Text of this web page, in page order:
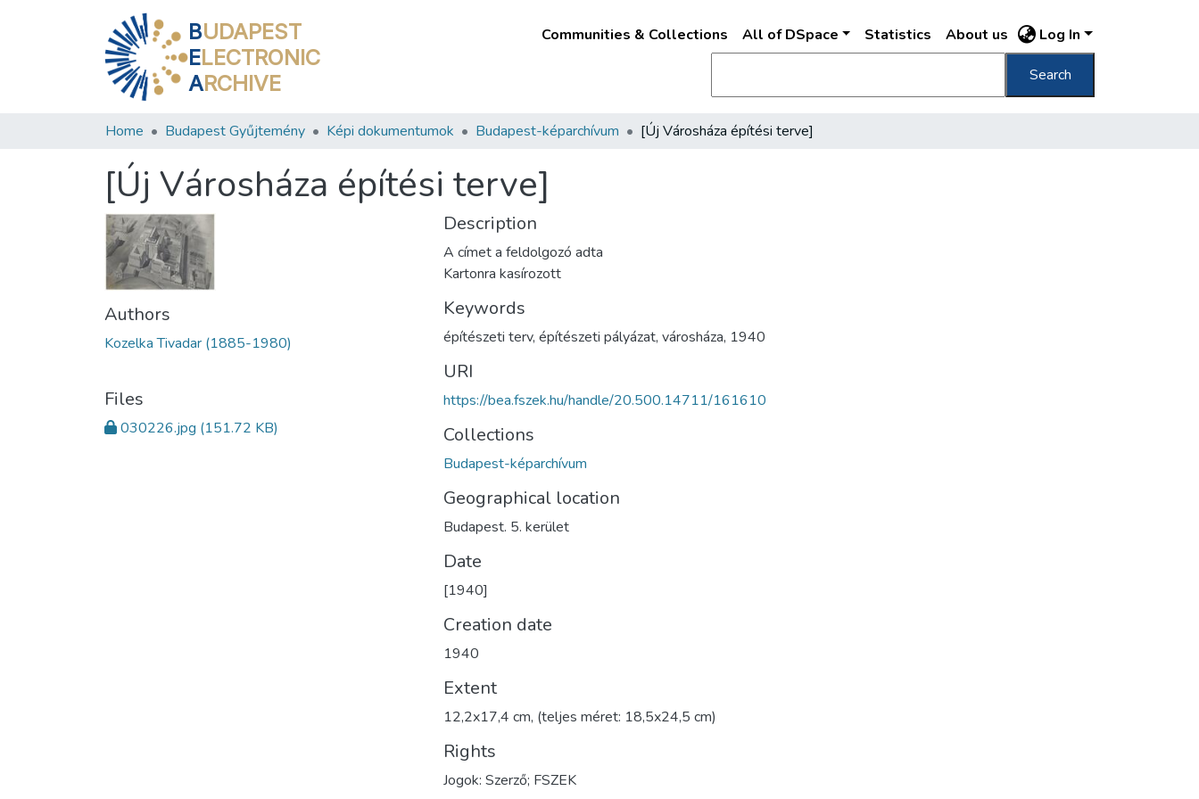
BUDAPEST
ELECTRONIC
ARCHIVE
Communities & Collections All of DSpace Statistics About us Log In
Search
Home Budapest Gyűjtemény Képi dokumentumok Budapest-képarchívum [Új Városháza építési terve]
[Új Városháza építési terve]
Authors
Kozelka Tivadar (1885-1980)
Files
030226.jpg (151.72 KB)
Description
A címet a feldolgozó adta
Kartonra kasírozott
Keywords
építészeti terv, építészeti pályázat, városháza, 1940
URI
https://bea.fszek.hu/handle/20.500.14711/161610
Collections
Budapest-képarchívum
Geographical location
Budapest. 5. kerület
Date
[1940]
Creation date
1940
Extent
12,2x17,4 cm, (teljes méret: 18,5x24,5 cm)
Rights
Jogok: Szerző; FSZEK